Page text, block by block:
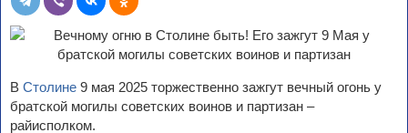
В Столине 9 мая 2025 торжественно зажгут вечный огонь у
братской могилы советских воинов и партизан –
райисполком.